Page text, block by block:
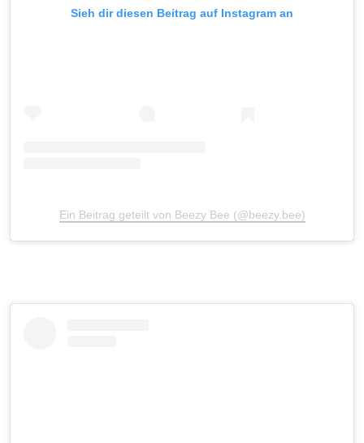
Sieh dir diesen Beitrag auf Instagram an
Ein Beitrag geteilt von Beezy Bee (@beezy.bee)